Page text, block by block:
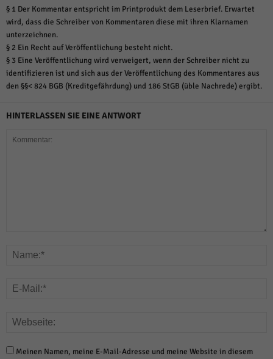
§ 1 Der Kommentar entspricht im Printprodukt dem Leserbrief. Erwartet
wird, dass die Schreiber von Kommentaren diese mit ihren Klarnamen
unterzeichnen.
§ 2 Ein Recht auf Veröffentlichung besteht nicht.
§ 3 Eine Veröffentlichung wird verweigert, wenn der Schreiber nicht zu
identifizieren ist und sich aus der Veröffentlichung des Kommentares aus
den §§< 824 BGB (Kreditgefährdung) und 186 StGB (üble Nachrede) ergibt.
HINTERLASSEN SIE EINE ANTWORT
Meinen Namen, meine E-Mail-Adresse und meine Website in diesem